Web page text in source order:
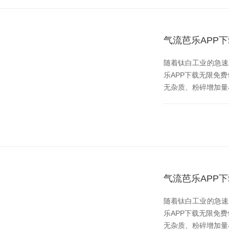
气流芭乐APP
随着钛白工业的急速
乐APP下载无限免费也
无杂质、粉碎
气流芭乐APP
随着钛白工业的急速
乐APP下载无限免费
无杂质、粉碎增